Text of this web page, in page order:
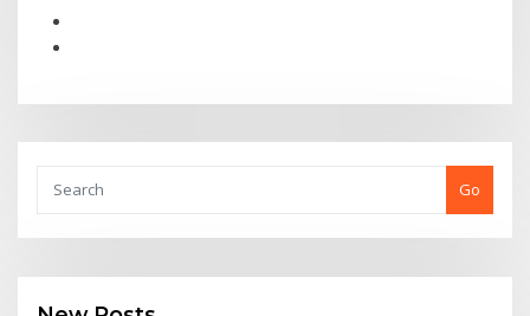
Go